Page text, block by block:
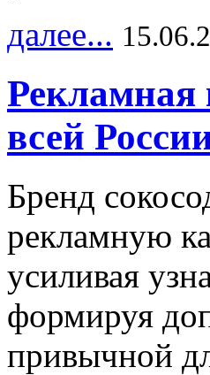
далее...
всей
Бренд
рекламную
усиливая
формируя
привычной